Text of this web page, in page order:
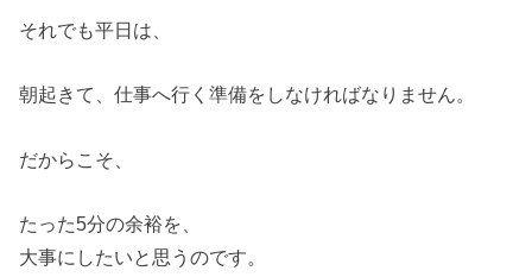
それでも平日は、
朝起きて、仕事へ行く準備をしなければなりません。
だからこそ、
たった5分の余裕を、
大事にしたいと思うのです。